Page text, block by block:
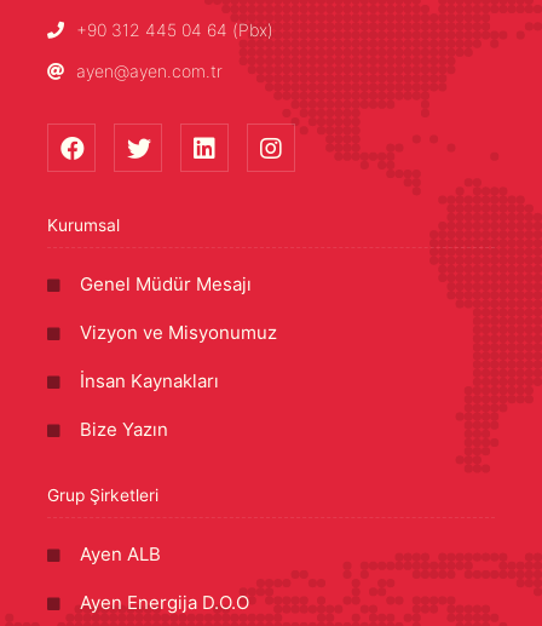
+90 312 445 04 64 (Pbx)
ayen@ayen.com.tr
Kurumsal
Genel Müdür Mesajı
Vizyon ve Misyonumuz
İnsan Kaynakları
Bize Yazın
Grup Şirketleri
Ayen ALB
Ayen Energija D.O.O